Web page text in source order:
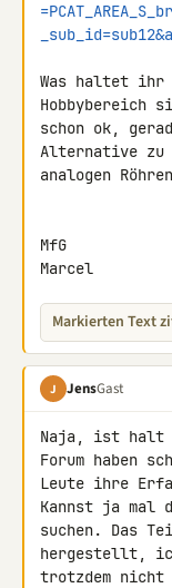
Was haltet ihr
Hobbybereich
schon ok,
Alternative zu
analogen
MfG
Marcel
Markierten Text
J JensGast
Naja, ist halt
Forum haben
Leute ihre
Kannst ja mal
suchen. Das
hergestellt,
trotzdem nicht